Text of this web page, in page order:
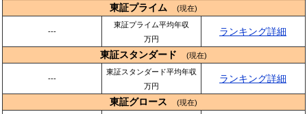
東証プライム (現在)
---
東証プライム平均年収
万円
ランキング詳細
東証スタンダード (現在)
---
東証スタンダード平均年収
万円
ランキング詳細
東証グロース (現在)